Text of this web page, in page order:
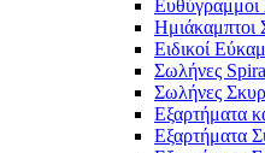
Ευθύγραμμοι
Ημιάκαμπτοι
Ειδικοί
Σωλήνες
Σωλήνες
Εξαρτήματα
Εξαρτήματα